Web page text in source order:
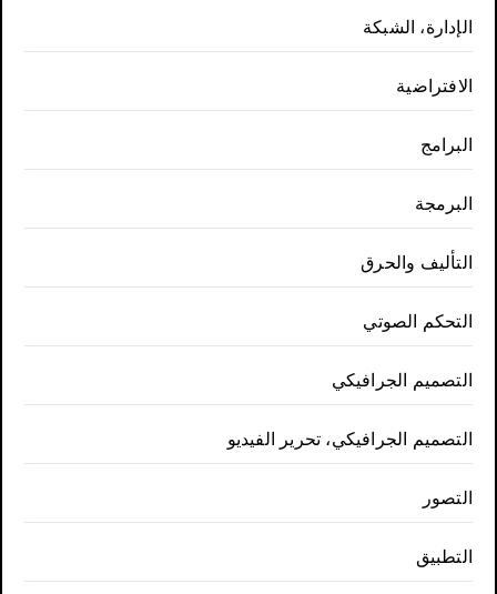
الإدارة، الشبكة
الافتراضية
البرامج
البرمجة
التأليف والحرق
التحكم الصوتي
التصميم الجرافيكي
التصميم الجرافيكي، تحرير الفيديو
التصور
التطبيق